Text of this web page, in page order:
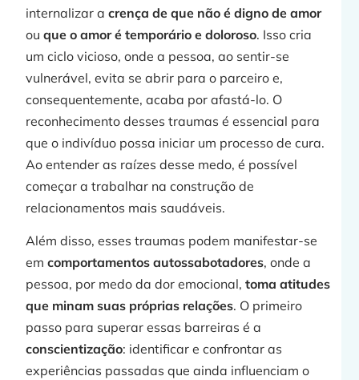
internalizar acrença de que não é digno de amor
ouque o amor é temporário e doloroso. Isso cria
um ciclo vicioso, onde a pessoa, ao sentir-se
vulnerável, evita se abrir para o parceiro e,
consequentemente, acaba por afastá-lo. O
reconhecimento desses traumas é essencial para
que o indivíduo possa iniciar um processo de cura.
Ao entender as raízes desse medo, é possível
começar a trabalhar na construção de
relacionamentos mais saudáveis.
Além disso, esses traumas podem manifestar-se
emcomportamentos autossabotadores, onde a
pessoa, por medo da dor emocional,toma atitudes
que minam suas próprias relações. O primeiro
passo para superar essas barreiras é a
conscientização: identificar e confrontar as
experiências passadas que ainda influenciam o